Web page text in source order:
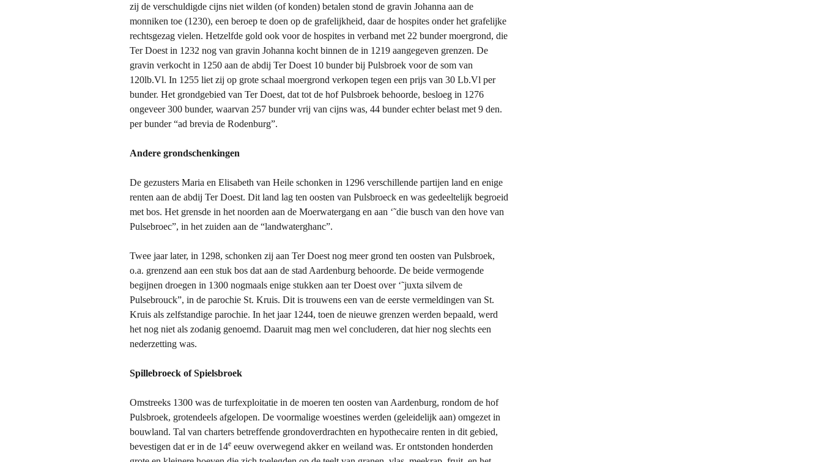
zij de verschuldigde cijns niet wilden (of konden) betalen stond de gravin Johanna aan de
monniken toe (1230), een beroep te doen op de grafelijkheid, daar de hospites onder het grafelijke
rechtsgezag vielen. Hetzelfde gold ook voor de hospites in verband met 22 bunder moergrond, die
Ter Doest in 1232 nog van gravin Johanna kocht binnen de in 1219 aangegeven grenzen. De
gravin verkocht in 1250 aan de abdij Ter Doest 10 bunder bij Pulsbroek voor de som van
120lb.Vl. In 1255 liet zij op grote schaal moergrond verkopen tegen een prijs van 30 Lb.Vl per
bunder. Het grondgebied van Ter Doest, dat tot de hof Pulsbroek behoorde, besloeg in 1276
ongeveer 300 bunder, waarvan 257 bunder vrij van cijns was, 44 bunder echter belast met 9 den.
per bunder “ad brevia de Rodenburg”.
Andere grondschenkingen
De gezusters Maria en Elisabeth van Heile schonken in 1296 verschillende partijen land en enige
renten aan de abdij Ter Doest. Dit land lag ten oosten van Pulsbroeck en was gedeeltelijk begroeid
met bos. Het grensde in het noorden aan de Moerwatergang en aan ‘˜die busch van den hove van
Pulsebroec”, in het zuiden aan de “landwaterghanc”.
Twee jaar later, in 1298, schonken zij aan Ter Doest nog meer grond ten oosten van Pulsbroek,
o.a. grenzend aan een stuk bos dat aan de stad Aardenburg behoorde. De beide vermogende
begijnen droegen in 1300 nogmaals enige stukken aan ter Doest over ‘˜juxta silvem de
Pulsebrouck”, in de parochie St. Kruis. Dit is trouwens een van de eerste vermeldingen van St.
Kruis als zelfstandige parochie. In het jaar 1244, toen de nieuwe grenzen werden bepaald, werd
het nog niet als zodanig genoemd. Daaruit mag men wel concluderen, dat hier nog slechts een
nederzetting was.
Spillebroeck of Spielsbroek
Omstreeks 1300 was de turfexploitatie in de moeren ten oosten van Aardenburg, rondom de hof
Pulsbroek, grotendeels afgelopen. De voormalige woestines werden (geleidelijk aan) omgezet in
bouwland. Tal van charters betreffende grondoverdrachten en hypothecaire renten in dit gebied,
bevestigen dat er in de 14e eeuw overwegend akker en weiland was. Er ontstonden honderden